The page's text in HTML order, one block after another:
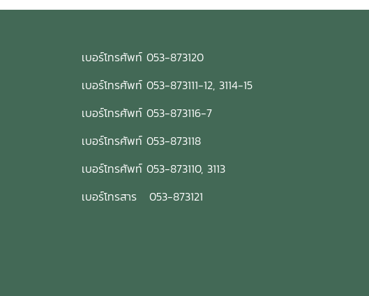
เบอร์โทรศัพท์ 053-873120
เบอร์โทรศัพท์ 053-873111-12, 3114-15
เบอร์โทรศัพท์ 053-873116-7
เบอร์โทรศัพท์ 053-873118
เบอร์โทรศัพท์ 053-873110, 3113
เบอร์โทรสาร 053-873121